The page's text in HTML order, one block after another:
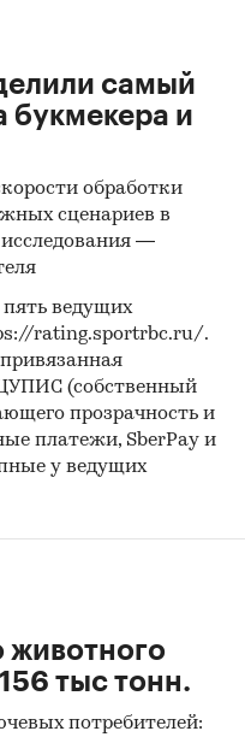
самый
букмекера и
обработки
сценариев в
—
ведущих
rating.sportrbc.ru/.
(собственный
прозрачность и
платежи, SberPay и
у ведущих
животного
тыс тонн.
потребителей: